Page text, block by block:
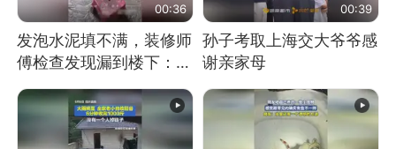
00:36
发泡水泥填不满，装修师
傅检查发现漏到楼下：出
风口未延伸到外墙
00:39
孙子考取上海交大爷爷感
谢亲家母